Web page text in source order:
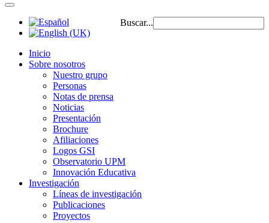
Buscar...
Inicio
Sobre nosotros
Nuestro grupo
Personas
Notas de prensa
Noticias
Presentación
Brochure
Afiliaciones
Logos GSI
Observatorio UPM
Innovación Educativa
Investigación
Líneas de investigación
Publicaciones
Proyectos